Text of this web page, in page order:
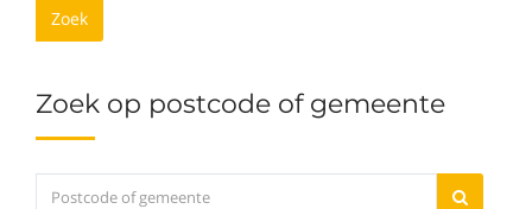
Zoek
Zoek op postcode of gemeente